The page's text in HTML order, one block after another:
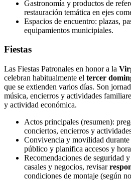
Gastronomía y productos de
restauración temática en ejes
Espacios de encuentro: plazas,
equipamientos municipiales.
Fiestas
Las Fiestas Patronales en honor a la
celebran habitualmente el tercer
que se extienden varios días. Son
música, encierros y actividades
y actividad económica.
Actos principales (resumen):
conciertos, encierros y
Convivencia y movilidad
público y planifica accesos y
Recomendaciones de seguridad
casales y negocios, revisar
condiciones de montaje (según